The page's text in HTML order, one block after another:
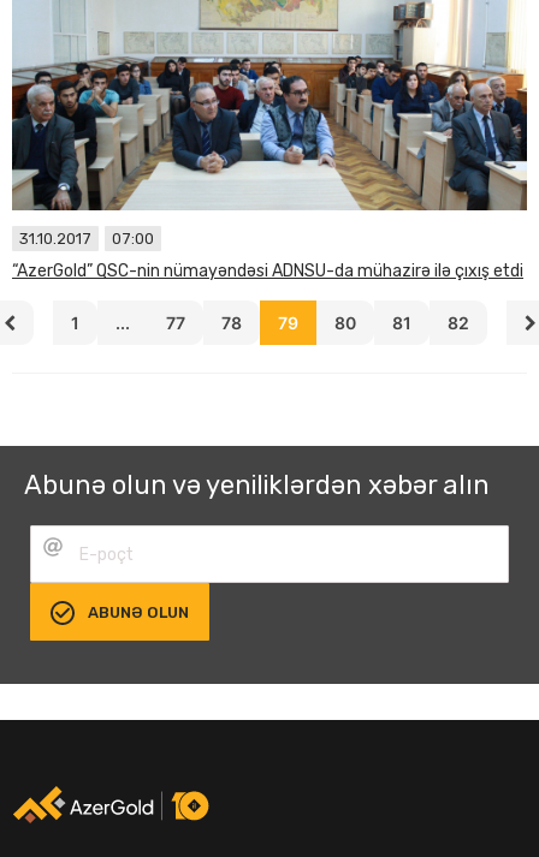
31.10.2017 07:00
“AzerGold” QSC-nin nümayəndəsi ADNSU-da mühazirə ilə çıxış etdi
1 ... 77 78 79 80 81 82
Abunə olun və yeniliklərdən xəbər alın
ABUNƏ OLUN